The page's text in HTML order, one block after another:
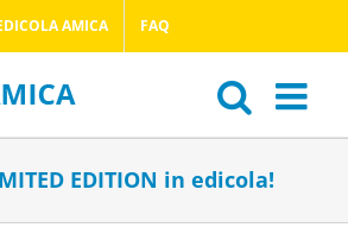
AMICA FAQ
EDITION in edicola!